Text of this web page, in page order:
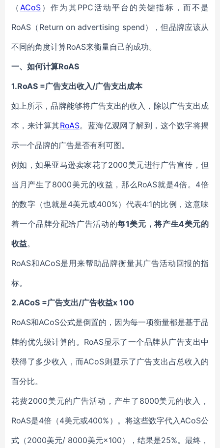
（ACoS ）作为其PPC活动平台的关键指标，而不是
RoAS（Return on advertising spend），但品牌应该从
不同的角度计算RoAS来衡量自己的成功。
一、 如何计算RoAS
1.RoAS =广告支出收入/广告支出成本
如上所示，品牌能够将广告支出的收入，除以广告支出成
本，来计算其RoAS。 蓝海亿观网了解到， 这个数字将揭
示一个品牌的广告是否有利可图。
例如，如果亚马逊卖家花了2000美元进行广告宣传，但
当月产生了8000美元的收益，那么RoAS就是4倍。4倍
的数字（也就是4美元或400%）代表4:1的比例，这意味
着一个品牌分配给广告活动的每1美元，将产生4美元的
收益。
RoAS和ACoS是用来帮助品牌衡量其广告活动回报的指
标。
2.ACoS =广告支出/广告收益x 100
RoAS和ACoS公式是倒置的，因为每一项衡量都是基于品
牌的优先级计算的。RoAS显示了一个品牌从广告支出中
获得了多少收入，而ACoS则显示了广告支出占总收入的
百分比。
花费2000美元的广告活动，产生了8000美元的收入，
RoAS是4倍（4美元或400%）。将这些数字代入ACoS公
式（2000美元/ 8000美元×100），结果是25%。最终，